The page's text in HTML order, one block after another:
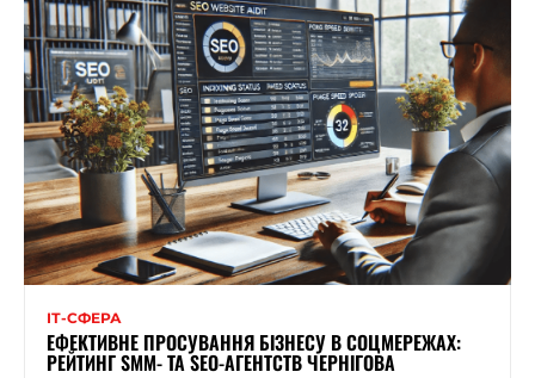
ІТ-СФЕРА
ЕФЕКТИВНЕ ПРОСУВАННЯ БІЗНЕСУ В СОЦМЕРЕЖАХ:
РЕЙТИНГ SMM- ТА SEO-АГЕНТСТВ ЧЕРНІГОВА